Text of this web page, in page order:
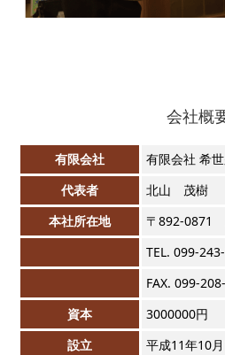
会社概
有限会社
有限会社 希
代表者
北山 茂樹
本社所在地
〒892-0871
TEL. 099-
FAX. 099-
資本
3000000円
設立
平成11年10